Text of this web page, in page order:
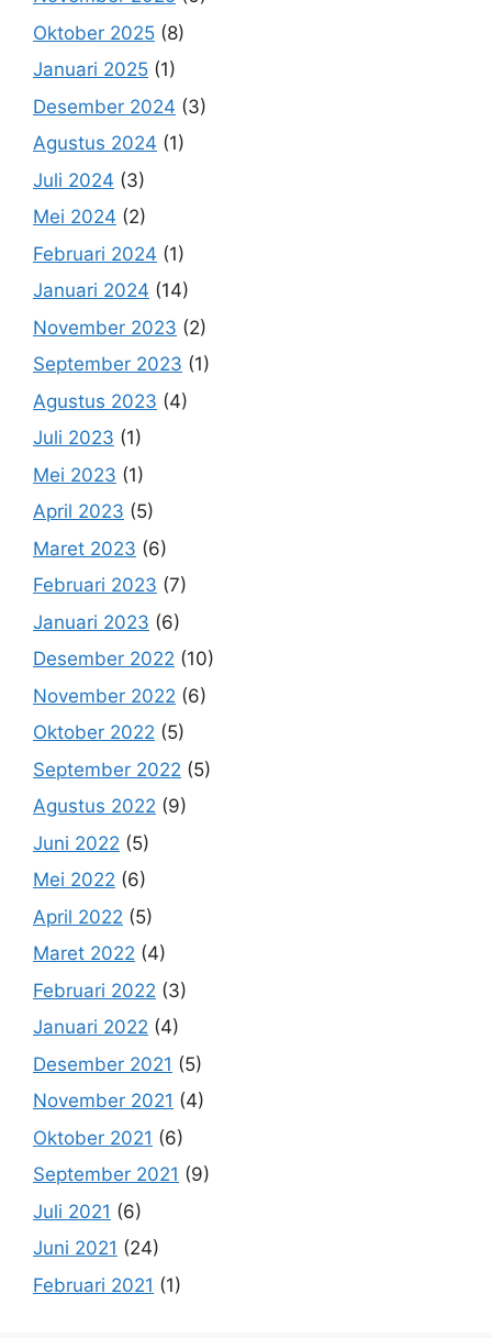
Oktober 2025 (8)
Januari 2025 (1)
Desember 2024 (3)
Agustus 2024 (1)
Juli 2024 (3)
Mei 2024 (2)
Februari 2024 (1)
Januari 2024 (14)
November 2023 (2)
September 2023 (1)
Agustus 2023 (4)
Juli 2023 (1)
Mei 2023 (1)
April 2023 (5)
Maret 2023 (6)
Februari 2023 (7)
Januari 2023 (6)
Desember 2022 (10)
November 2022 (6)
Oktober 2022 (5)
September 2022 (5)
Agustus 2022 (9)
Juni 2022 (5)
Mei 2022 (6)
April 2022 (5)
Maret 2022 (4)
Februari 2022 (3)
Januari 2022 (4)
Desember 2021 (5)
November 2021 (4)
Oktober 2021 (6)
September 2021 (9)
Juli 2021 (6)
Juni 2021 (24)
Februari 2021 (1)